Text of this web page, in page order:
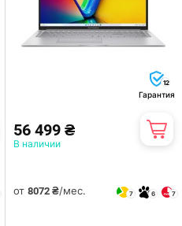
12
Гарантия
56 499 ₴
В наличии
от 8072 ₴/мес. 7 6 7